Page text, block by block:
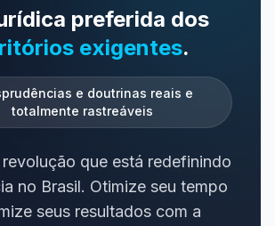
preferida dos
exigentes.
e doutrinas reais e
totalmente rastreáveis
que está redefinindo
no Brasil. Otimize seu tempo
seus resultados com a